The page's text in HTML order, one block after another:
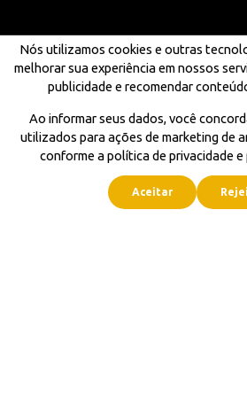
Nós utilizamos cookies e outras
melhorar sua experiência em nossos
publicidade e recomendar
Ao informar seus dados, você
utilizados para ações de marketing de
conforme a política de privacidade
Aceitar